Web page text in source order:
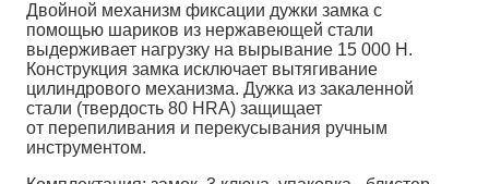
Двойной механизм фиксации дужки замка с
помощью шариков из нержавеющей стали
выдерживает нагрузку на вырывание 15 000 Н.
Конструкция замка исключает вытягивание
цилиндрового механизма. Дужка из закаленной
стали (твердость 80 HRA) защищает
от перепиливания и перекусывания ручным
инструментом.